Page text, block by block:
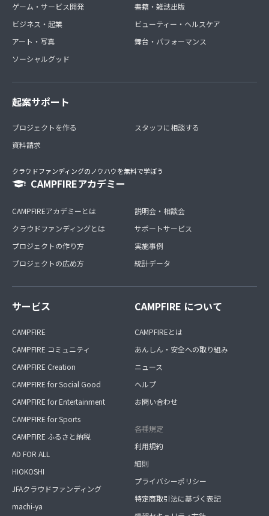
ゲーム・サービス開発
ビジネス・起業
アート・写真
ソーシャルグッド
書籍・雑誌出版
ビューティー・ヘルスケア
舞台・パフォーマンス
起案サポート
プロジェクトを作る
資料請求
スタッフに相談する
クラウドファンディングのノウハウを無料で学ぼう
CAMPFIREアカデミー
CAMPFIREアカデミーとは
クラウドファンディングとは
プロジェクトの作り方
プロジェクトの広め方
説明会・相談会
サポートサービス
実施事例
統計データ
サービス
CAMPFIRE
CAMPFIRE コミュニティ
CAMPFIRE Creation
CAMPFIRE for Social Good
CAMPFIRE for Entertainment
CAMPFIRE for Sports
CAMPFIRE ふるさと納税
AD FOR ALL
HIOKOSHI
JFAクラウドファンディング
machi-ya
CAMPFIRE について
CAMPFIREとは
あんしん・安全への取り組み
ニュース
ヘルプ
お問い合わせ
各種規定
利用規約
細則
プライバシーポリシー
特定商取引法に基づく表記